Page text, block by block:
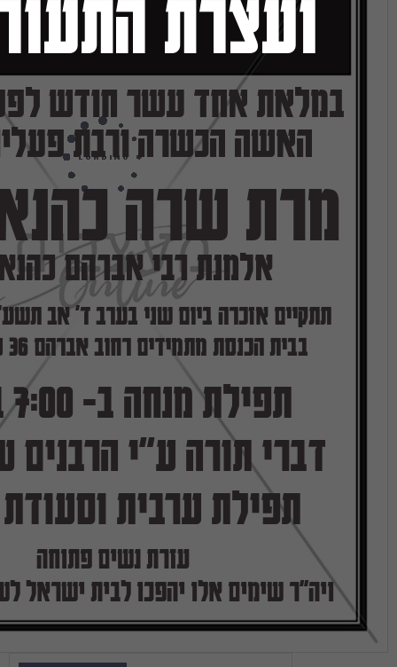
עשר חודש לפטירתה של
ורבת פעלים וחסד
כהנא ע''ה
רבי אברהם כהנא ז''ל
תתקיים אזכרה ביום שני בערב ד' אב תשע''ב (23.7.2012)
רחוב אברהם 36 פתח תקווה
ערבית וסעודת מצוה
אלו יהפכו לבית ישראל לששון ושמחה.
התעוררות